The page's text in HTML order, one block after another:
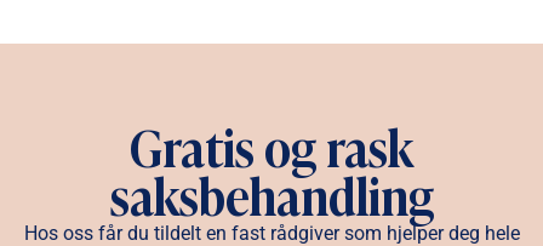
Gratis og rask
saksbehandling
Hos oss får du tildelt en fast rådgiver som hjelper deg hele